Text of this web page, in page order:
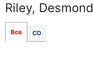
Riley, Desmond
Все CD